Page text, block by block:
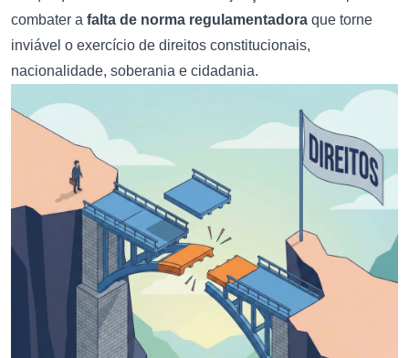
combater a falta de norma regulamentadora que torne
inviável o exercício de direitos constitucionais,
nacionalidade, soberania e cidadania.